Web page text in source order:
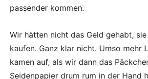
passender kommen.
Wir hätten nicht das Geld gehabt,
kaufen. Ganz klar nicht. Umso mehr
kamen auf, als wir dann das
Seidenpapier drum rum in der Hand